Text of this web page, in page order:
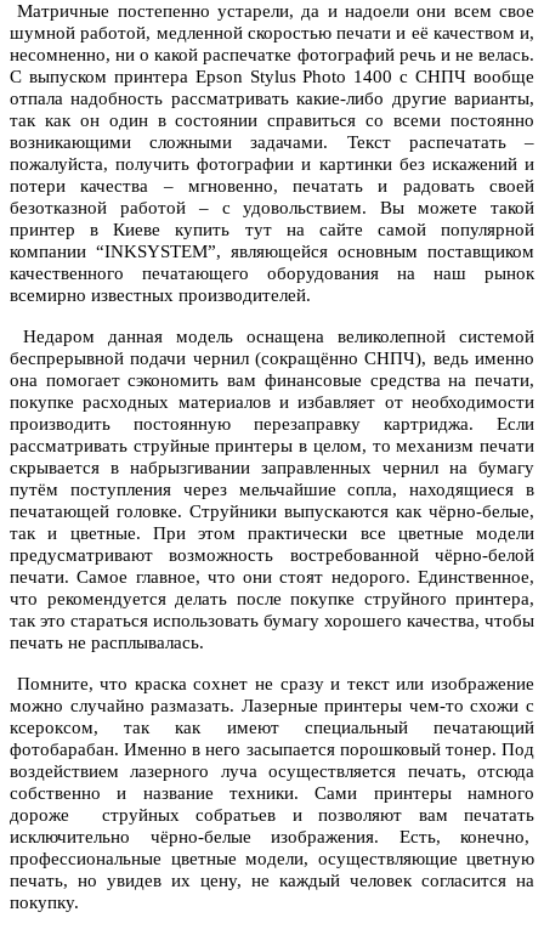
Матричные постепенно устарели, да и надоели они всем свое
шумной работой, медленной скоростью печати и её качеством и,
несомненно, ни о какой распечатке фотографий речь и не велась.
С выпуском принтера Epson Stylus Photo 1400 с СНПЧ вообще
отпала надобность рассматривать какие-либо другие варианты,
так как он один в состоянии справиться со всеми постоянно
возникающими сложными задачами. Текст распечатать –
пожалуйста, получить фотографии и картинки без искажений и
потери качества – мгновенно, печатать и радовать своей
безотказной работой – с удовольствием. Вы можете такой
принтер в Киеве купить тут на сайте самой популярной
компании “INKSYSTEM”, являющейся основным поставщиком
качественного печатающего оборудования на наш рынок
всемирно известных производителей.
Недаром данная модель оснащена великолепной системой
беспрерывной подачи чернил (сокращённо СНПЧ), ведь именно
она помогает сэкономить вам финансовые средства на печати,
покупке расходных материалов и избавляет от необходимости
производить постоянную перезаправку картриджа. Если
рассматривать струйные принтеры в целом, то механизм печати
скрывается в набрызгивании заправленных чернил на бумагу
путём поступления через мельчайшие сопла, находящиеся в
печатающей головке. Струйники выпускаются как чёрно-белые,
так и цветные. При этом практически все цветные модели
предусматривают возможность востребованной чёрно-белой
печати. Самое главное, что они стоят недорого. Единственное,
что рекомендуется делать после покупке струйного принтера,
так это стараться использовать бумагу хорошего качества, чтобы
печать не расплывалась.
Помните, что краска сохнет не сразу и текст или изображение
можно случайно размазать. Лазерные принтеры чем-то схожи с
ксероксом, так как имеют специальный печатающий
фотобарабан. Именно в него засыпается порошковый тонер. Под
воздействием лазерного луча осуществляется печать, отсюда
собственно и название техники. Сами принтеры намного
дороже струйных собратьев и позволяют вам печатать
исключительно чёрно-белые изображения. Есть, конечно,
профессиональные цветные модели, осуществляющие цветную
печать, но увидев их цену, не каждый человек согласится на
покупку.